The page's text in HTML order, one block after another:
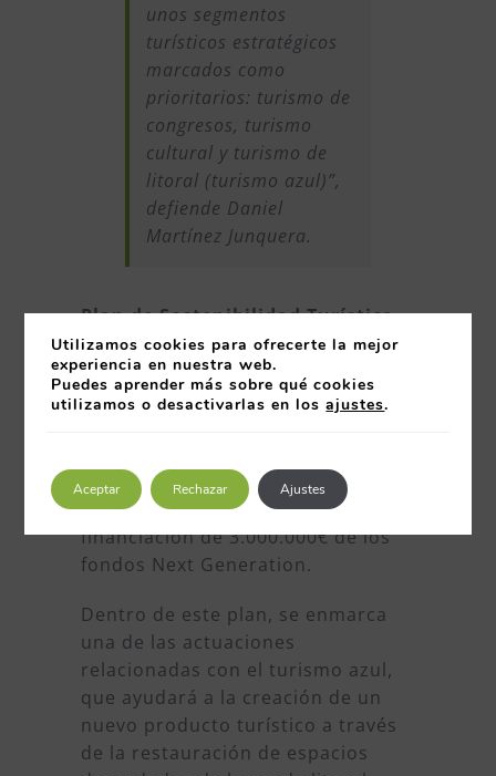
unos segmentos
turísticos estratégicos
marcados como
prioritarios: turismo de
congresos, turismo
cultural y turismo de
litoral (turismo azul)”,
defiende Daniel
Martínez Junquera.
Plan de Sostenibilidad Turística
de Gijón
Este premio destaca la aportación
del recién aprobado Plan de
sostenibilidad y digitalización”, por
el cual la ciudad ha recibido una
financiación de 3.000.000€ de los
fondos Next Generation.
Dentro de este plan, se enmarca
una de las actuaciones
relacionadas con el turismo azul,
que ayudará a la creación de un
nuevo producto turístico a través
de la restauración de espacios
Utilizamos cookies para ofrecerte la mejor
experiencia en nuestra web.
Puedes aprender más sobre qué cookies
utilizamos o desactivarlas en losajustes.
Aceptar Rechazar Ajustes